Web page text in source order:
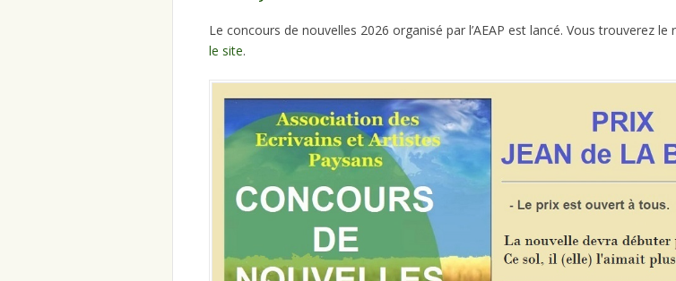
Le concours de nouvelles 2026 organisé par l’AEAP est lancé. Vous trouverez le
le site.